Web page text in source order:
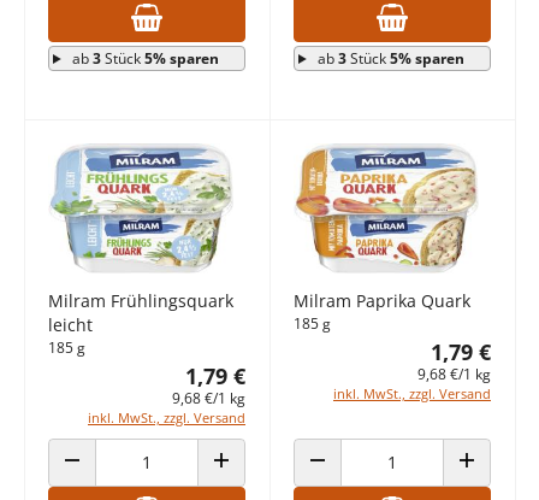
ab3Stück5% sparen ab3Stück5% sparen
Milram Frühlingsquark
leicht
185 g
1,79 €
9,68 €/1 kg
inkl. MwSt., zzgl. Versand
ANZAHL VERRINGERN ANZAHL ERHÖHEN
Milram Paprika Quark
185 g
1,79 €
9,68 €/1 kg
inkl. MwSt., zzgl. Versand
ANZAHL VERRINGERN ANZAHL